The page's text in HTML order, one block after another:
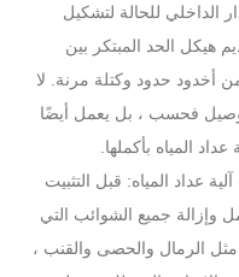
الداخلي للحالة لتشكيل
هيكل الحد المبتكر بين
أخدود حدود وكتلة مرنة. لا
فحسب ، بل يعمل أيضًا
المياه بأكملها.
عداد المياه: قبل التثبيت
وإزالة جميع الشوائب التي
مثل الرمال والحصى والقنب ،